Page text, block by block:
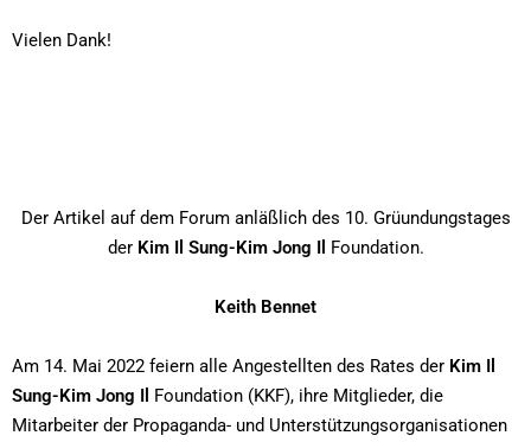
Vielen Dank!
Der Artikel auf dem Forum anläßlich des 10. Grüundungstages
der Kim Il Sung-Kim Jong Il Foundation.
Keith Bennet
Am 14. Mai 2022 feiern alle Angestellten des Rates der Kim Il
Sung-Kim Jong Il Foundation (KKF), ihre Mitglieder, die
Mitarbeiter der Propaganda- und Unterstützungsorganisationen